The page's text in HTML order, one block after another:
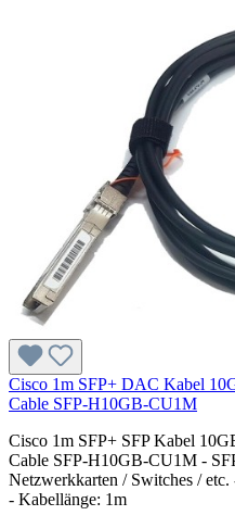
Cisco 1m SFP+ DAC Kabel
Cable SFP-H10GB-CU1M
Cisco 1m SFP+ SFP Kabel
Cable SFP-H10GB-CU1M -
Netzwerkkarten / Switches /
- Kabellänge: 1m